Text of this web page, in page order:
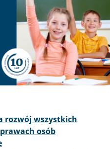
rozwój wszystkich
osób